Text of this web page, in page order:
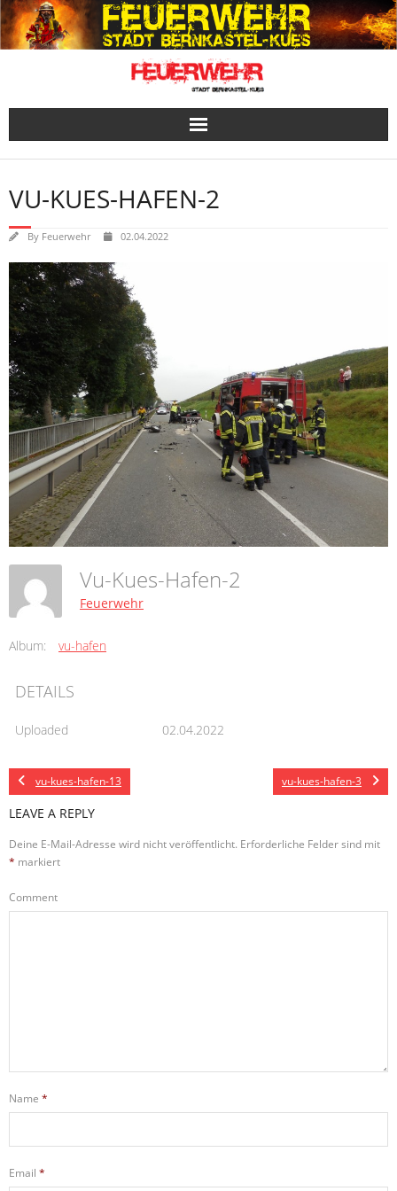
Skip
to
content
VU-KUES-HAFEN-2
By Feuerwehr 02.04.2022
Vu-Kues-Hafen-2
Feuerwehr
Album: vu-hafen
DETAILS
Uploaded 02.04.2022
vu-kues-hafen-13 vu-kues-hafen-3
LEAVE A REPLY
Deine E-Mail-Adresse wird nicht veröffentlicht. Erforderliche Felder sind mit
* markiert
Comment
Name *
Email *